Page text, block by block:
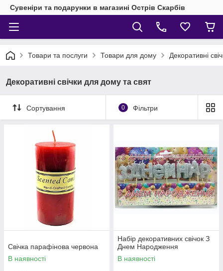
Сувеніри та подарунки в магазині Острів Скарбів
Товари та послуги Товари для дому Декоративні
Декоративні свічки для дому та свят
Сортування 0 Фільтри
Свічка парафінова червона
В наявності
Набір декоративних свічок З
Днем Народження
В наявності